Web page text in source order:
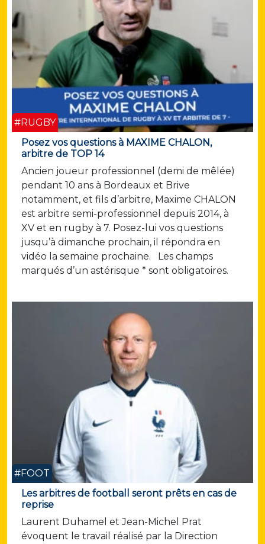
#RUGBY
Posez vos questions à MAXIME CHALON,
arbitre de TOP 14
Ancien joueur professionnel (demi de mêlée)
pendant 10 ans à Bordeaux et Brive
notamment, et fils d’arbitre, Maxime CHALON
est arbitre semi-professionnel depuis 2014, à
XV et en rugby à 7. Posez-lui vos questions
jusqu’à dimanche prochain, il répondra en
vidéo la semaine prochaine. Les champs
marqués d’un astérisque * sont obligatoires.
#FOOT
Les arbitres de football seront prêts en cas de
reprise
Laurent Duhamel et Jean-Michel Prat
évoquent le travail réalisé par la Direction